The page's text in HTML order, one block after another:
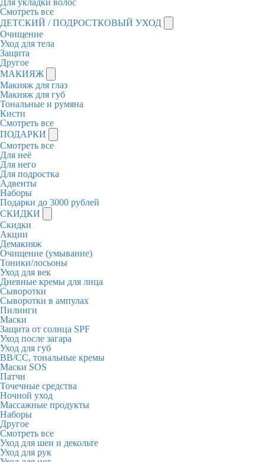
Для укладки волос
Смотреть все
ДЕТСКИЙ / ПОДРОСТКОВЫЙ УХОД
Очищение
Уход для тела
Защита
Другое
МАКИЯЖ
Макияж для глаз
Макияж для губ
Тональные и румяна
Кисти
Смотреть все
ПОДАРКИ
Смотреть все
Для неё
Для него
Для подростка
Адвенты
Наборы
Подарки до 3000 рублей
СКИДКИ
Скидки
Акции
Демакияж
Очищение (умывание)
Тоники/лосьоны
Уход для век
Дневные кремы для лица
Сыворотки
Сыворотки в ампулах
Пилинги
Маски
Защита от солнца SPF
Уход после загара
Уход для губ
BB/CC, тональные кремы
Маски SOS
Патчи
Точечные средства
Ночной уход
Массажные продукты
Наборы
Другое
Смотреть все
Уход для шеи и декольте
Уход для рук